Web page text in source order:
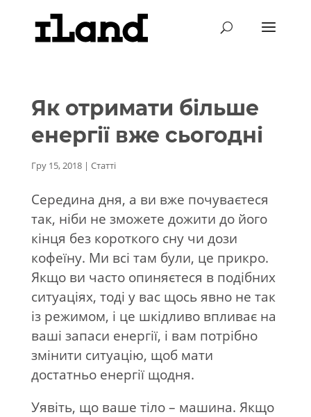
Як отримати більше
енергії вже сьогодні
Гру 15, 2018| Статті
Середина дня, а ви вже почуваєтеся
так, ніби не зможете дожити до його
кінця без короткого сну чи дози
кофеїну. Ми всі там були, це прикро.
Якщо ви часто опиняєтеся в подібних
ситуаціях, тоді у вас щось явно не так
із режимом, і це шкідливо впливає на
ваші запаси енергії, і вам потрібно
змінити ситуацію, щоб мати
достатньо енергії щодня.
Уявіть, що ваше тіло – машина. Якщо